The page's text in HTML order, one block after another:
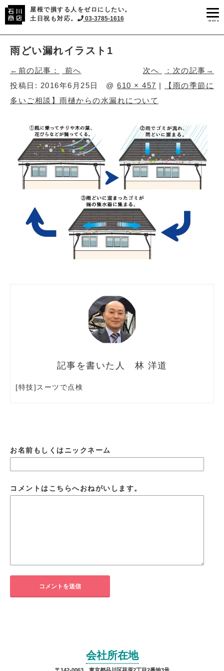
屋根で損する人をゼロにしたい。
土日祝も対応。
03-3785-1616 menu
雨どい漏れイラスト1
前へ
次へ
投稿日: 2016年6月25日 @ 610 × 457 |
【雨の季節に
多いご相談】雨樋からの水漏れについて
林 洋道
[特技]スーツで点検
お名前もしくはニックネーム
コメントはこちらへおねがいします。
会社所在地